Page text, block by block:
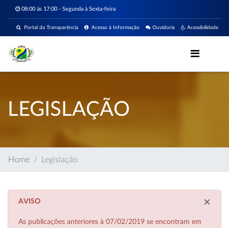
08:00 ás 17:00 - Segunda à Sexta-feira
Acessibilidade
Ouvidoria
Acesso à Informação
Portal da Transparência
LEGISLAÇÃO
Home Legislação
×
AVISO
As publicações anteriores à 07/02/2019 se encontram em